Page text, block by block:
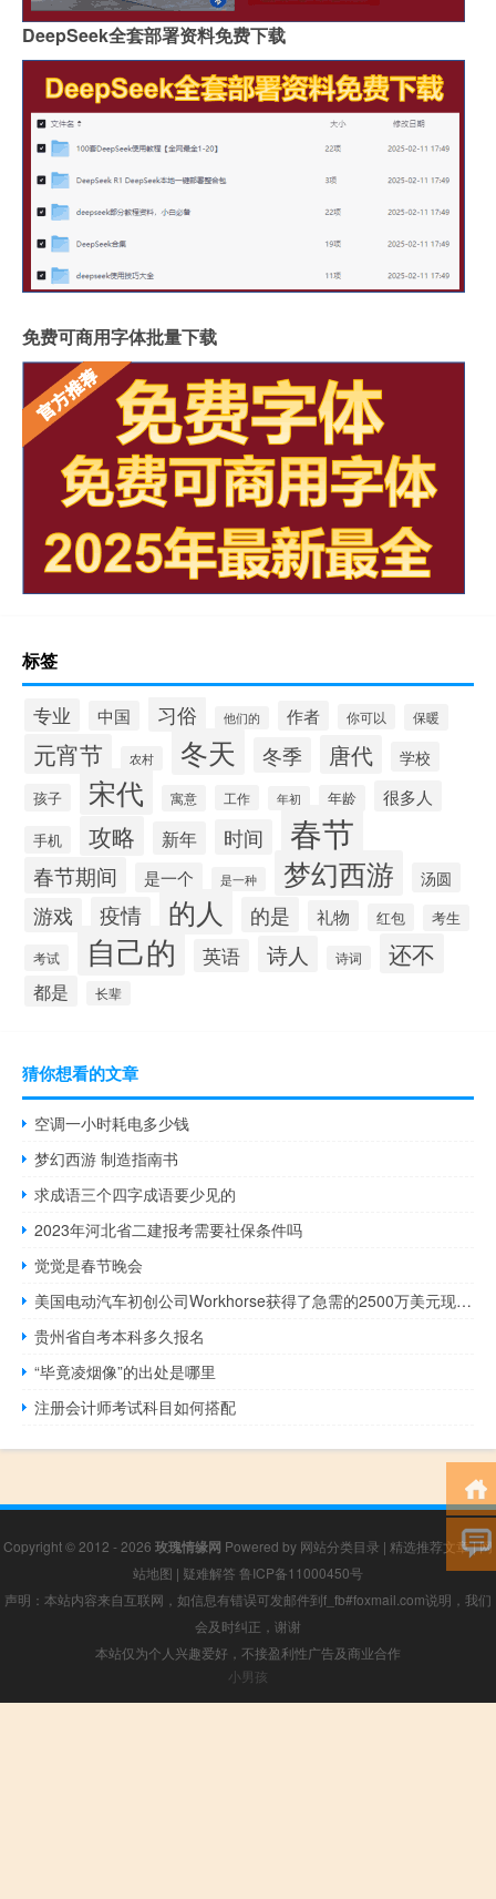
DeepSeek全套部署资料免费下载
免费可商用字体批量下载
标签
专业 中国 习俗 他们的 作者 你可以 保暖
元宵节 农村 冬天 冬季 唐代 学校
孩子 宋代 寓意 工作 年初 年龄 很多人
手机 攻略 新年 时间 春节
春节期间 是一个 是一种 梦幻西游 汤圆
游戏 疫情 的人 的是 礼物 红包
考生
考试
自己的 英语 诗人 诗词 还不
都是 长辈
猜你想看的文章
空调一小时耗电多少钱
梦幻西游 制造指南书
求成语三个四字成语要少见的
2023年河北省二建报考需要社保条件吗
觉觉是春节晚会
美国电动汽车初创公司Workhorse获得了急需的2500万美元现金注入
贵州省自考本科多久报名
“毕竟凌烟像”的出处是哪里
注册会计师考试科目如何搭配
Copyright © 2012 - 2026 玫瑰情缘网 Powered by 网站分类目录 | 精选推荐文章|网
站地图 | 疑难解答 鲁ICP备11000450号
声明：本站内容来自互联网，如信息有错误可发邮件到f_fb#foxmail.com说明，我们
会及时纠正，谢谢
本站仅为个人兴趣爱好，不接盈利性广告及商业合作
小男孩